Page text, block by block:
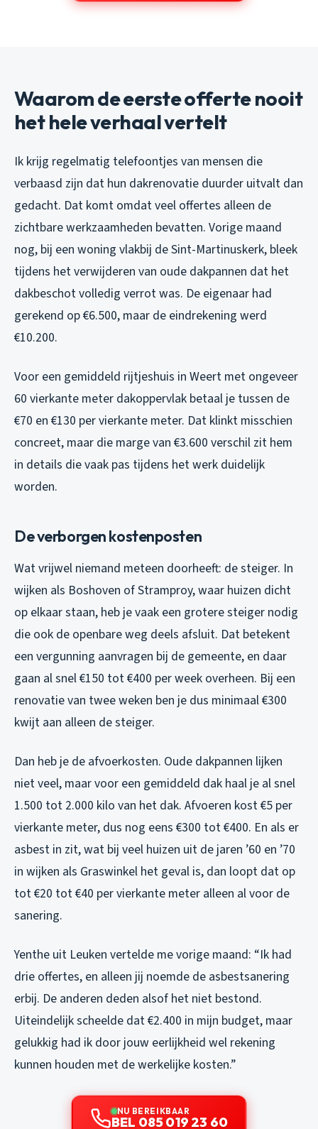
Waarom de eerste offerte nooit
het hele verhaal vertelt
Ik krijg regelmatig telefoontjes van mensen die
verbaasd zijn dat hun dakrenovatie duurder uitvalt dan
gedacht. Dat komt omdat veel offertes alleen de
zichtbare werkzaamheden bevatten. Vorige maand
nog, bij een woning vlakbij de Sint-Martinuskerk, bleek
tijdens het verwijderen van oude dakpannen dat het
dakbeschot volledig verrot was. De eigenaar had
gerekend op €6.500, maar de eindrekening werd
€10.200.
Voor een gemiddeld rijtjeshuis in Weert met ongeveer
60 vierkante meter dakoppervlak betaal je tussen de
€70 en €130 per vierkante meter. Dat klinkt misschien
concreet, maar die marge van €3.600 verschil zit hem
in details die vaak pas tijdens het werk duidelijk
worden.
De verborgen kostenposten
Wat vrijwel niemand meteen doorheeft: de steiger. In
wijken als Boshoven of Stramproy, waar huizen dicht
op elkaar staan, heb je vaak een grotere steiger nodig
die ook de openbare weg deels afsluit. Dat betekent
een vergunning aanvragen bij de gemeente, en daar
gaan al snel €150 tot €400 per week overheen. Bij een
renovatie van twee weken ben je dus minimaal €300
kwijt aan alleen de steiger.
Dan heb je de afvoerkosten. Oude dakpannen lijken
niet veel, maar voor een gemiddeld dak haal je al snel
1.500 tot 2.000 kilo van het dak. Afvoeren kost €5 per
vierkante meter, dus nog eens €300 tot €400. En als er
asbest in zit, wat bij veel huizen uit de jaren ’60 en ’70
in wijken als Graswinkel het geval is, dan loopt dat op
tot €20 tot €40 per vierkante meter alleen al voor de
sanering.
Yenthe uit Leuken vertelde me vorige maand: “Ik had
drie offertes, en alleen jij noemde de asbestsanering
erbij. De anderen deden alsof het niet bestond.
Uiteindelijk scheelde dat €2.400 in mijn budget, maar
gelukkig had ik door jouw eerlijkheid wel rekening
kunnen houden met de werkelijke kosten.”
NU BEREIKBAAR
BEL 085 019 23 60